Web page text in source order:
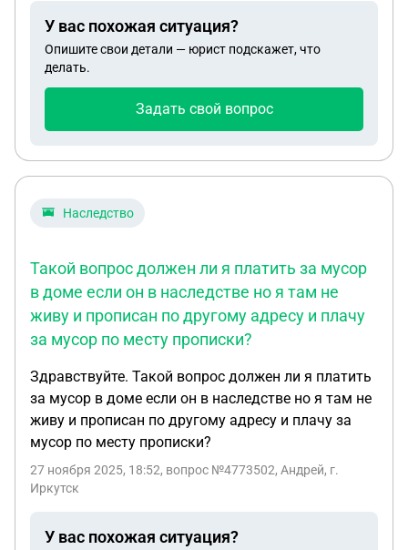
У вас похожая ситуация?
Опишите свои детали — юрист подскажет, что
делать.
Задать свой вопрос
Наследство
Такой вопрос должен ли я платить за мусор
в доме если он в наследстве но я там не
живу и прописан по другому адресу и плачу
за мусор по месту прописки?
Здравствуйте. Такой вопрос должен ли я платить
за мусор в доме если он в наследстве но я там не
живу и прописан по другому адресу и плачу за
мусор по месту прописки?
27 ноября 2025, 18:52, вопрос №4773502, Андрей, г.
Иркутск
У вас похожая ситуация?